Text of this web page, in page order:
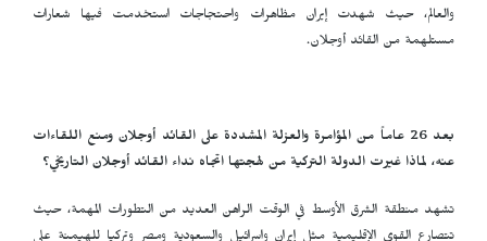
والعالم، حيث شهدت إيران مظاهرات واحتجاجات استخدمت فيها شعارات
مستلهمة من القائد أوجلان.
بعد 26 عاماً من المؤامرة والعزلة المشددة على القائد أوجلان ومنع اللقاءات
عنه، لماذا غيرت الدولة التركية من لهجتها اتجاه نداء القائد أوجلان التاريخي؟
تشهد منطقة الشرق الأوسط في الوقت الراهن العديد من التطورات المهمة، حيث